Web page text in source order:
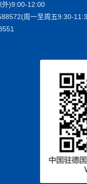
外)9:00-12:00
周一至周五9:30-